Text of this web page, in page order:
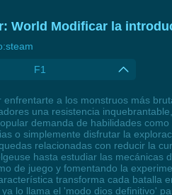
World Modificar la
steam
F1
enfrentarte a los monstruos más
una resistencia
demanda de habilidades
o simplemente disfrutar la
relacionadas con reducir la
hasta estudiar las mecánicas
de juego y fomentando la
transforma cada batalla
lo llama el 'modo dios definitivo'